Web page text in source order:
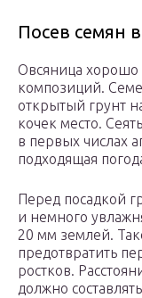
Посев семян
Овсяница хорошо
композиций.
открытый грунт
кочек место.
в первых числах
подходящая
Перед посадкой
и немного
20 мм землей.
предотвратить
ростков.
должно